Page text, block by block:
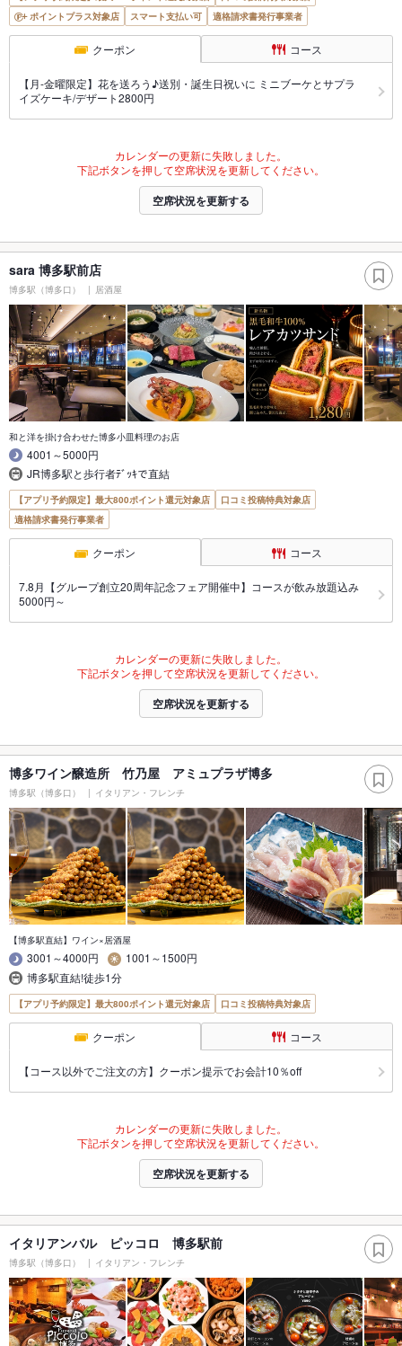
ポイントプラス対象店
スマート支払い可 適格請求書発行事業者
クーポン コース
【月-金曜限定】花を送ろう♪送別・誕生日祝いに ミニブーケとサプラ
イズケーキ/デザート2800円
カレンダーの更新に失敗しました。
下記ボタンを押して空席状況を更新してください。
空席状況を更新する
sara 博多駅前店
博多駅（博多口） 居酒屋
和と洋を掛け合わせた博多小皿料理のお店
4001～5000円
JR博多駅と歩行者ﾃﾞｯｷで直結
【アプリ予約限定】最大800ポイント還元対象店
口コミ投稿特典対象店
適格請求書発行事業者
クーポン コース
7.8月【グループ創立20周年記念フェア開催中】コースが飲み放題込み
5000円～
カレンダーの更新に失敗しました。
下記ボタンを押して空席状況を更新してください。
空席状況を更新する
博多ワイン醸造所 竹乃屋 アミュプラザ博多
博多駅（博多口） イタリアン・フレンチ
【博多駅直結】ワイン×居酒屋
3001～4000円
1001～1500円
博多駅直結!徒歩1分
【アプリ予約限定】最大800ポイント還元対象店 口コミ投稿特典対象店
クーポン コース
【コース以外でご注文の方】クーポン提示でお会計10％off
カレンダーの更新に失敗しました。
下記ボタンを押して空席状況を更新してください。
空席状況を更新する
イタリアンバル ピッコロ 博多駅前
博多駅（博多口） イタリアン・フレンチ